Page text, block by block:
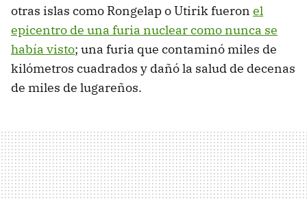
otras islas como Rongelap o Utirik fueron el
epicentro de una furia nuclear como nunca se
había visto; una furia que contaminó miles de
kilómetros cuadrados y dañó la salud de decenas
de miles de lugareños.